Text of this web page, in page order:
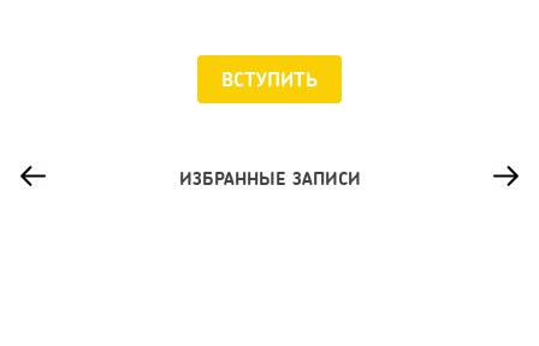
Входит в советы директоров Альфа Банк,
ВСТУПИТЬ
ИЗБРАННЫЕ ЗАПИСИ